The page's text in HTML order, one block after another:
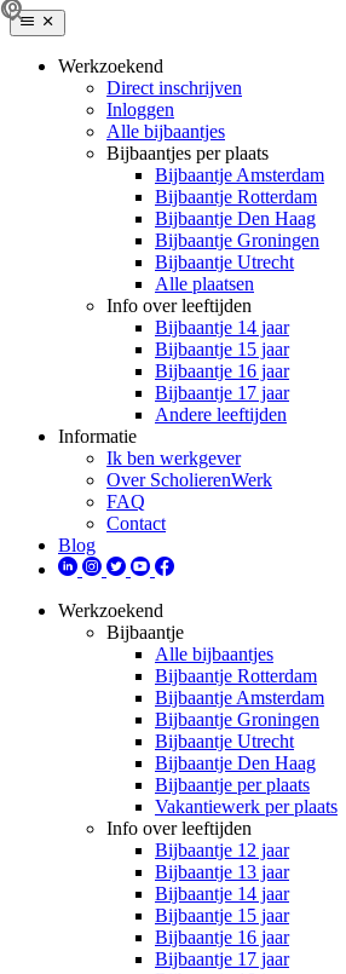
Werkzoekend
Direct inschrijven
Inloggen
Alle bijbaantjes
Bijbaantjes per plaats
Bijbaantje Amsterdam
Bijbaantje Rotterdam
Bijbaantje Den Haag
Bijbaantje Groningen
Bijbaantje Utrecht
Alle plaatsen
Info over leeftijden
Bijbaantje 14 jaar
Bijbaantje 15 jaar
Bijbaantje 16 jaar
Bijbaantje 17 jaar
Andere leeftijden
Informatie
Ik ben werkgever
Over ScholierenWerk
FAQ
Contact
Blog
Werkzoekend
Bijbaantje
Alle bijbaantjes
Bijbaantje Rotterdam
Bijbaantje Amsterdam
Bijbaantje Groningen
Bijbaantje Utrecht
Bijbaantje Den Haag
Bijbaantje per plaats
Vakantiewerk per plaats
Info over leeftijden
Bijbaantje 12 jaar
Bijbaantje 13 jaar
Bijbaantje 14 jaar
Bijbaantje 15 jaar
Bijbaantje 16 jaar
Bijbaantje 17 jaar